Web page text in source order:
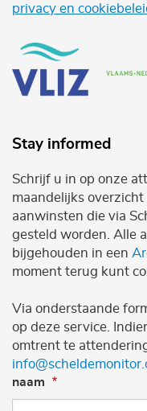
privacy en
Stay informed
Schrijf u in op onze
maandelijks
aanwinsten die via
gesteld worden. Alle
bijgehouden in een
moment terug kunt
Via onderstaande
op deze service.
omtrent te
naam